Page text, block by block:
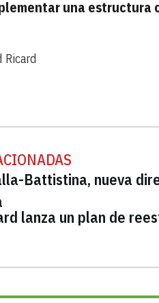
una
Ricard
Battistina, nueva
lanza un plan de